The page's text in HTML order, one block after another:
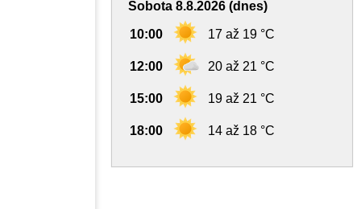
Sobota 8.8.2026 (dnes)
10:00 17 až 19 °C
12:00 20 až 21 °C
15:00 19 až 21 °C
18:00 14 až 18 °C